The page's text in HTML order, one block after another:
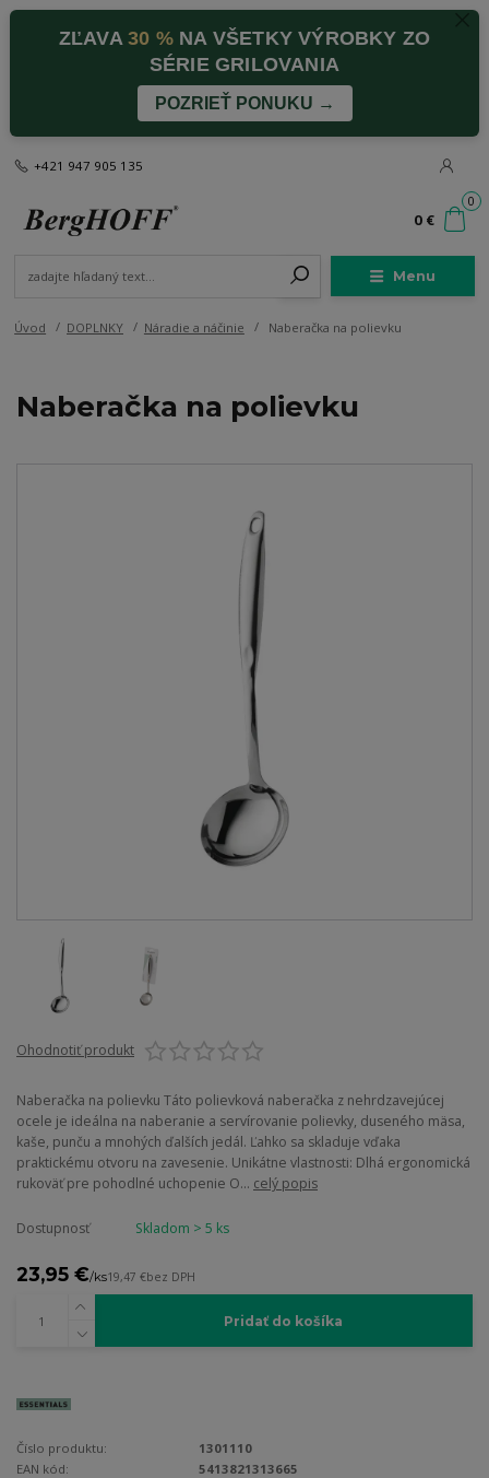
ZĽAVA30 %NA VŠETKY VÝROBKY ZO
SÉRIE GRILOVANIA
POZRIEŤ PONUKU →
Menu
+421 947 905 135
0
0 €
Úvod DOPLNKY Náradie a náčinie Naberačka na polievku
Naberačka na polievku
Ohodnotiť produkt
Naberačka na polievku Táto polievková naberačka z nehrdzavejúcej
ocele je ideálna na naberanie a servírovanie polievky, duseného mäsa,
kaše, punču a mnohých ďalších jedál. Ľahko sa skladuje vďaka
praktickému otvoru na zavesenie. Unikátne vlastnosti: Dlhá ergonomická
rukoväť pre pohodlné uchopenie O... celý popis
Dostupnosť Skladom > 5 ks
23,95 €/ks19,47 €bez DPH
Pridať do košíka
Číslo produktu:
1301110
EAN kód:
5413821313665